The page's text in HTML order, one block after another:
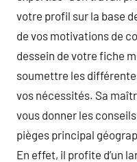
votre profil sur la base
de vos motivations de
dessein de votre fiche
soumettre les
vos nécessités. Sa
vous donner les
pièges principal
En effet, il profite d’un